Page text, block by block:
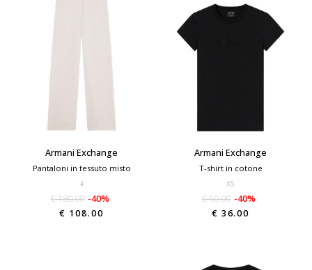
Armani Exchange
Pantaloni in tessuto misto
4
€ 180.00 -40%
€ 108.00
Armani Exchange
T-shirt in cotone
XS
€ 60.00 -40%
€ 36.00